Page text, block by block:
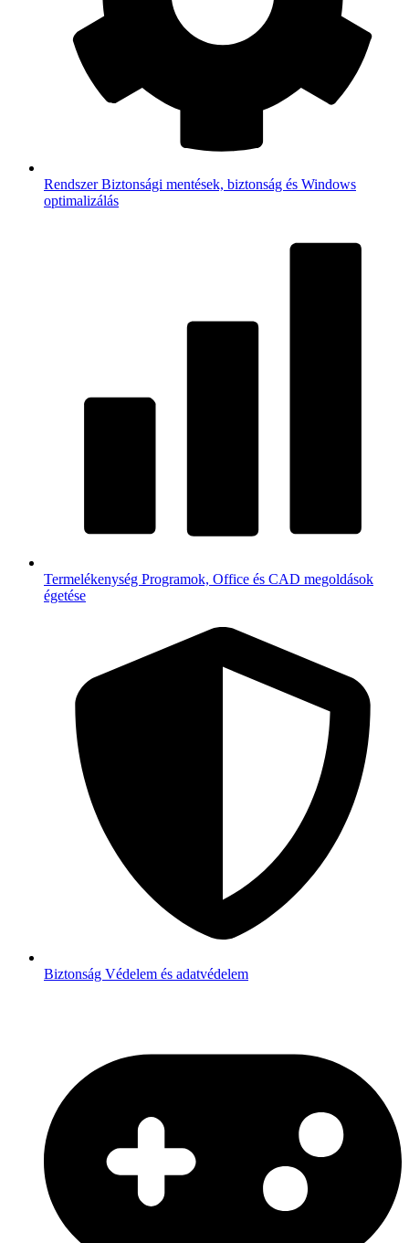
RendszerBiztonsági mentések, biztonság és Windows
optimalizálás
Termelékenység Programok, Office és CAD megoldások
égetése
Biztonság Védelem és adatvédelem